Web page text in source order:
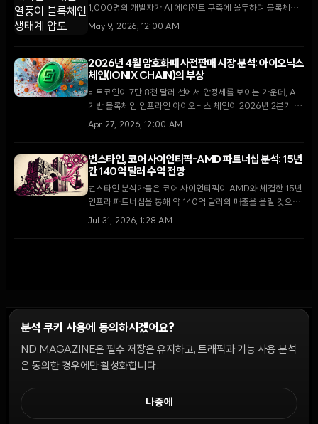
1,000명의 개발자가 AI 에이전트 구축에 몰두하며 블록체인
과 인공지능의 융합을 가속화했다.
May 9, 2026, 12:00 AM
2026년 4월 암호화폐 사전판매 시장 분석: 아이오닉스
체인(IONIX CHAIN)의 부상
비트코인이 7만 8천 달러 선에서 안정세를 보이는 가운데, AI
기반 블록체인 인프라인 아이오닉스 체인이 2026년 2분기 암
호화폐 사전판매 시장의 주요 프로젝트로 주목받고 있다.
Apr 27, 2026, 12:00 AM
번스타인, 코어 사이언티픽-AMD 파트너십 분석: 15년
간 140억 달러 수익 전망
번스타인 분석가들은 코어 사이언티픽이 AMD와 체결한 15년
인프라 파트너십을 통해 약 140억 달러의 매출을 올릴 것으로
전망했다. 이번 계약은 비트코인 채굴 기업에서 고성능 컴퓨팅
Jul 31, 2026, 1:28 AM
윤리 원칙 Discord 봇캠페인 가이드커뮤니티 랭킹
쿠키 설정
분석 쿠키 사용에 동의하시겠어요?
ND MAGAZINE은 필수 저장은 유지하고, 트래픽과 기능 사용 분석
은 동의한 경우에만 활성화합니다.
나중에